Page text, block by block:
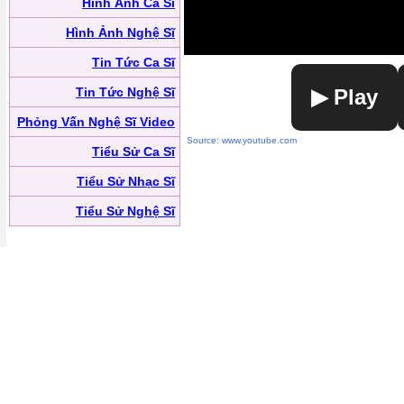
Hình Ảnh Nghệ Sĩ
Tin Tức Ca Sĩ
Tin Tức Nghệ Sĩ
Phỏng Vấn Nghệ Sĩ Video
Tiểu Sử Ca Sĩ
Tiểu Sử Nhạc Sĩ
Tiểu Sử Nghệ Sĩ
▶ Play
Source: www.youtube.com